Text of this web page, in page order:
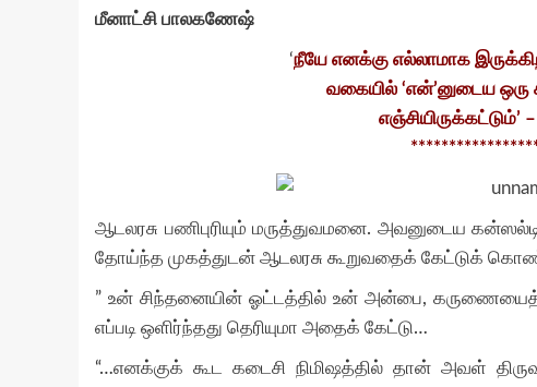
மீனாட்சி பாலகணேஷ்
‘நீயே எனக்கு எல்லாமாக
வகையில் ‘என்’னுடைய ஒரு
எஞ்சியிருக்கட்டும்’
ஆடலரசு பணிபுரியும் மருத்துவமனை. அவனுடைய
தோய்ந்த முகத்துடன் ஆடலரசு கூறுவதைக் கேட்டுக்
” உன் சிந்தனையின் ஓட்டத்தில் உன் அன்பை,
எப்படி ஒளிர்ந்தது தெரியுமா அதைக் கேட்டு…
“…எனக்குக் கூட கடைசி நிமிஷத்தில் தான் அவள்